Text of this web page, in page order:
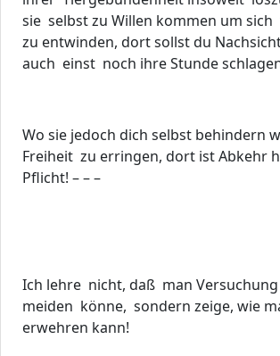
sie selbst zu Willen kommen um
zu entwinden, dort sollst du
auch einst noch ihre Stunde
Wo sie jedoch dich selbst behindern
Freiheit zu erringen, dort ist Abkehr
Pflicht! – – –
Ich lehre nicht, daß man
meiden könne, sondern zeige, wie
erwehren kann!